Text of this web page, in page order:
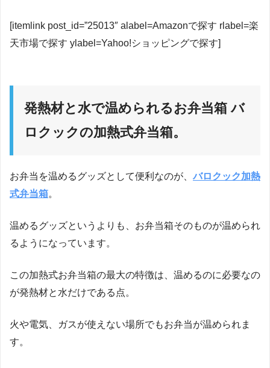
[itemlink post_id=”25013″ alabel=Amazonで探す rlabel=楽
天市場で探す ylabel=Yahoo!ショッピングで探す]
発熱材と水で温められるお弁当箱 バ
ロクックの加熱式弁当箱。
お弁当を温めるグッズとして便利なのが、 バロクック加熱
式弁当箱。
温めるグッズというよりも、お弁当箱そのものが温められ
るようになっています。
この加熱式お弁当箱の最大の特徴は、温めるのに必要なの
が発熱材と水だけである点。
火や電気、ガスが使えない場所でもお弁当が温められま
す。